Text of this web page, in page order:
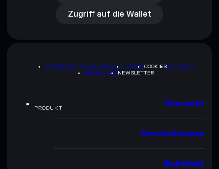
Zugriff auf die Wallet
DATENSCHUTZRICHTLINIETERMSCOOKIESSITEMAP
BRAND-KITNEWSLETTER
PRODUKT Übersicht
Kernfunktionen
Sicherheit